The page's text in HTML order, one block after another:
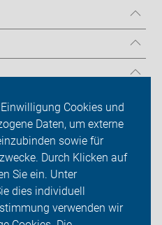
Cookies und
Daten, um externe
sowie für
Durch Klicken auf
Sie ein. Unter
dies individuell
verwenden wir